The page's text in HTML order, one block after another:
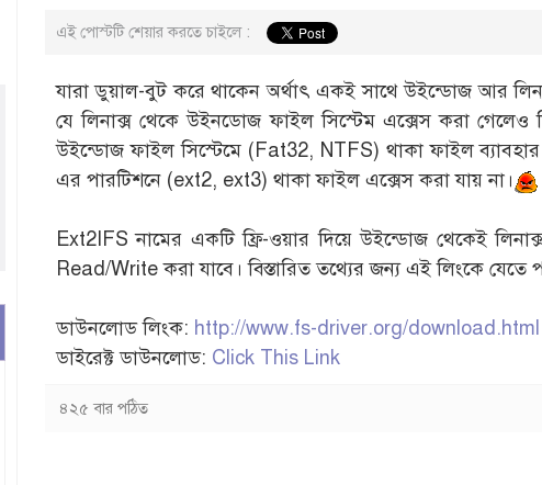
এই পোস্টটি শেয়ার করতে চাইলে :
যারা ডুয়াল-বুট করে থাকেন অর্থাৎ একই সাথে উইন্ডোজ আর
যে লিনাক্স থেকে উইনডোজ ফাইল সিস্টেম এক্সেস করা গেলেও
উইন্ডোজ ফাইল সিস্টেমে (Fat32, NTFS) থাকা ফাইল
এর পারটিশনে (ext2, ext3) থাকা ফাইল এক্সেস করা যায় না।
Ext2IFS নামের একটি ফ্রি-ওয়ার দিয়ে উইন্ডোজ থেকেই
Read/Write করা যাবে। বিস্তারিত তথ্যের জন্য এই লিংকে যেতে
ডাউনলোড লিংক: http://www.fs-driver.org/download.html
ডাইরেক্ট ডাউনলোড: Click This Link
৪২৫ বার পঠিত